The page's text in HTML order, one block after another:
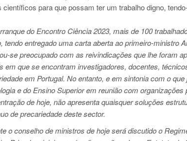
científicos para que possam ter um trabalho digno,
do Encontro Ciência 2023, mais de 100
tendo entregado uma carta aberta ao primeiro-ministro
se preocupado com as reivindicações que lhe foram
em que se encontram investigadores, docentes,
em Portugal. No entanto, e em sintonia com o
e do Ensino Superior em reunião com
de hoje, não apresenta quaisquer soluções
de precariedade deste sector.
o conselho de ministros de hoje será discutido o